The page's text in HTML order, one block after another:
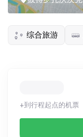
综合旅游
+到行程起点的机票